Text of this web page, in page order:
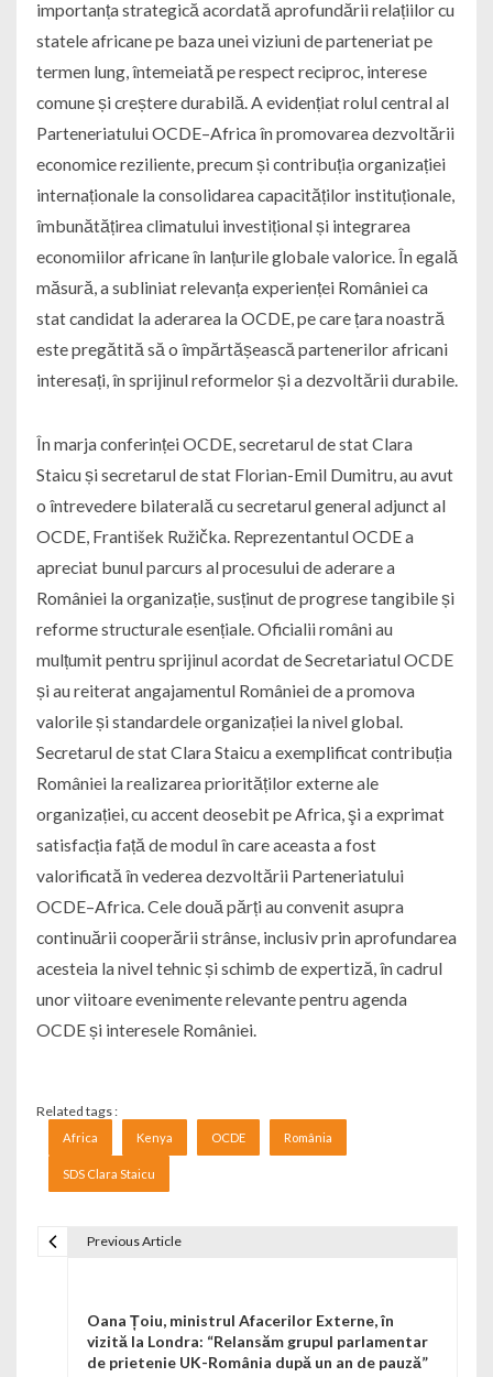
importanța strategică acordată aprofundării relațiilor cu
statele africane pe baza unei viziuni de parteneriat pe
termen lung, întemeiată pe respect reciproc, interese
comune și creștere durabilă. A evidențiat rolul central al
Parteneriatului OCDE–Africa în promovarea dezvoltării
economice reziliente, precum și contribuția organizației
internaționale la consolidarea capacităților instituționale,
îmbunătățirea climatului investițional și integrarea
economiilor africane în lanțurile globale valorice. În egală
măsură, a subliniat relevanța experienței României ca
stat candidat la aderarea la OCDE, pe care țara noastră
este pregătită să o împărtășească partenerilor africani
interesați, în sprijinul reformelor și a dezvoltării durabile.
În marja conferinței OCDE, secretarul de stat Clara
Staicu și secretarul de stat Florian-Emil Dumitru, au avut
o întrevedere bilaterală cu secretarul general adjunct al
OCDE, František Ružička. Reprezentantul OCDE a
apreciat bunul parcurs al procesului de aderare a
României la organizație, susținut de progrese tangibile și
reforme structurale esențiale. Oficialii români au
mulțumit pentru sprijinul acordat de Secretariatul OCDE
și au reiterat angajamentul României de a promova
valorile și standardele organizației la nivel global.
Secretarul de stat Clara Staicu a exemplificat contribuția
României la realizarea priorităților externe ale
organizației, cu accent deosebit pe Africa, şi a exprimat
satisfacția față de modul în care aceasta a fost
valorificată în vederea dezvoltării Parteneriatului
OCDE–Africa. Cele două părți au convenit asupra
continuării cooperării strânse, inclusiv prin aprofundarea
acesteia la nivel tehnic și schimb de expertiză, în cadrul
unor viitoare evenimente relevante pentru agenda
OCDE și interesele României.
Related tags :
Africa Kenya OCDE România
SDS Clara Staicu
Previous Article
Oana Țoiu, ministrul Afacerilor Externe, în
vizită la Londra: “Relansăm grupul parlamentar
de prietenie UK-România după un an de pauză”